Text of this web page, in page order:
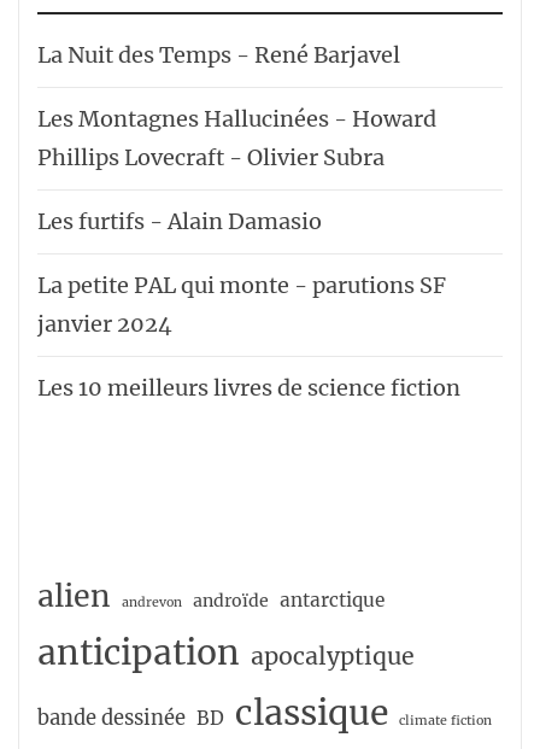
La Nuit des Temps - René Barjavel
Les Montagnes Hallucinées - Howard
Phillips Lovecraft - Olivier Subra
Les furtifs - Alain Damasio
La petite PAL qui monte - parutions SF
janvier 2024
Les 10 meilleurs livres de science fiction
alien andrevon androïde antarctique
anticipation apocalyptique
bande dessinée BD classique climate fiction